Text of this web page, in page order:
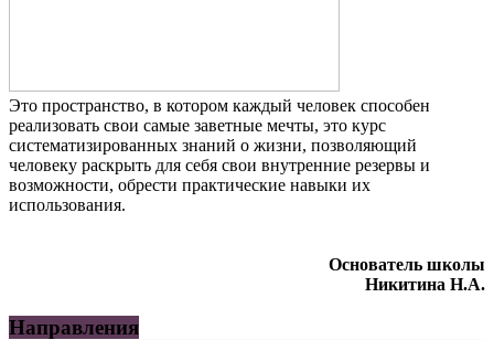
Это пространство, в котором каждый человек способен
реализовать свои самые заветные мечты, это курс
систематизированных знаний о жизни, позволяющий
человеку раскрыть для себя свои внутренние резервы и
возможности, обрести практические навыки их
использования.
Основатель школы
Никитина Н.А.
Направления